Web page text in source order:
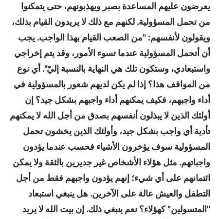
يعرضون عليهم المساعدة بصبر ويهذبونهم، حتى يتمكنوا
من تحمل المسؤولية. لكنهم مع ذلك لا يريدون القيام بذلك،
ويقولون لأنفسهم: "من الصعب القيام بهذا الواجب. يجب
أن أتحمل المسؤولية عندما تسوء الأمور، وقد يتم إخراجي
واستبعادي، وستكون تلك هي النهاية بالنسبة إليّ". أي نوع
من المواقف هذا؟ إذا لم يكن لديهم شعور بالمسؤولية في
أداء واجبهم، فكيف يمكنهم أداء واجبهم بشكل جيد؟ إن
أولئك الذين لا يبذلون أنفسهم بصدق من أجل الله لا يمكنهم
تأدية أي واجب بشكل جيد، وأولئك الذين يخشون تحمل
المسؤولية سوف يؤخرون الأشياء فحسب عندما يؤدون
واجباتهم. مثل هؤلاء الأشخاص غير جديرين بالثقة ولا يمكن
ائتمانهم على أي شيء؛ إنهم يؤدون واجبهم فقط من أجل
التطفل والعيش عالة على الآخرين. هل ينبغي استبعاد
"المتسولين" كهؤلاء؟ نعم ينبغي ذلك. إن بيت الله لا يريد